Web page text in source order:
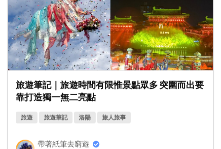
旅遊筆記｜旅遊時間有限惟景點眾多 突圍而出要
靠打造獨一無二亮點
旅遊 旅遊筆記 洛陽 旅人旅事
帶著紙筆去窮遊